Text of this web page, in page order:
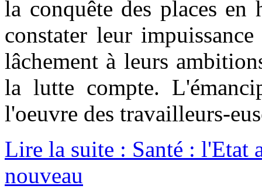
la conquête des places
constater leur
lâchement à leurs
la lutte compte.
l'oeuvre des travailleurs-
Lire la suite : Santé : l'Etat
nouveau